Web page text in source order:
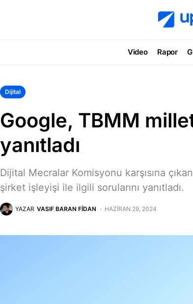
Video Rapor
Dijital
Google, TBMM
yanıtladı
Dijital Mecralar Komisyonu karşısına
şirket işleyişi ile ilgili sorularını yanıtladı.
YAZAR VASIF BARAN FIDAN HAZIRAN 29, 2024